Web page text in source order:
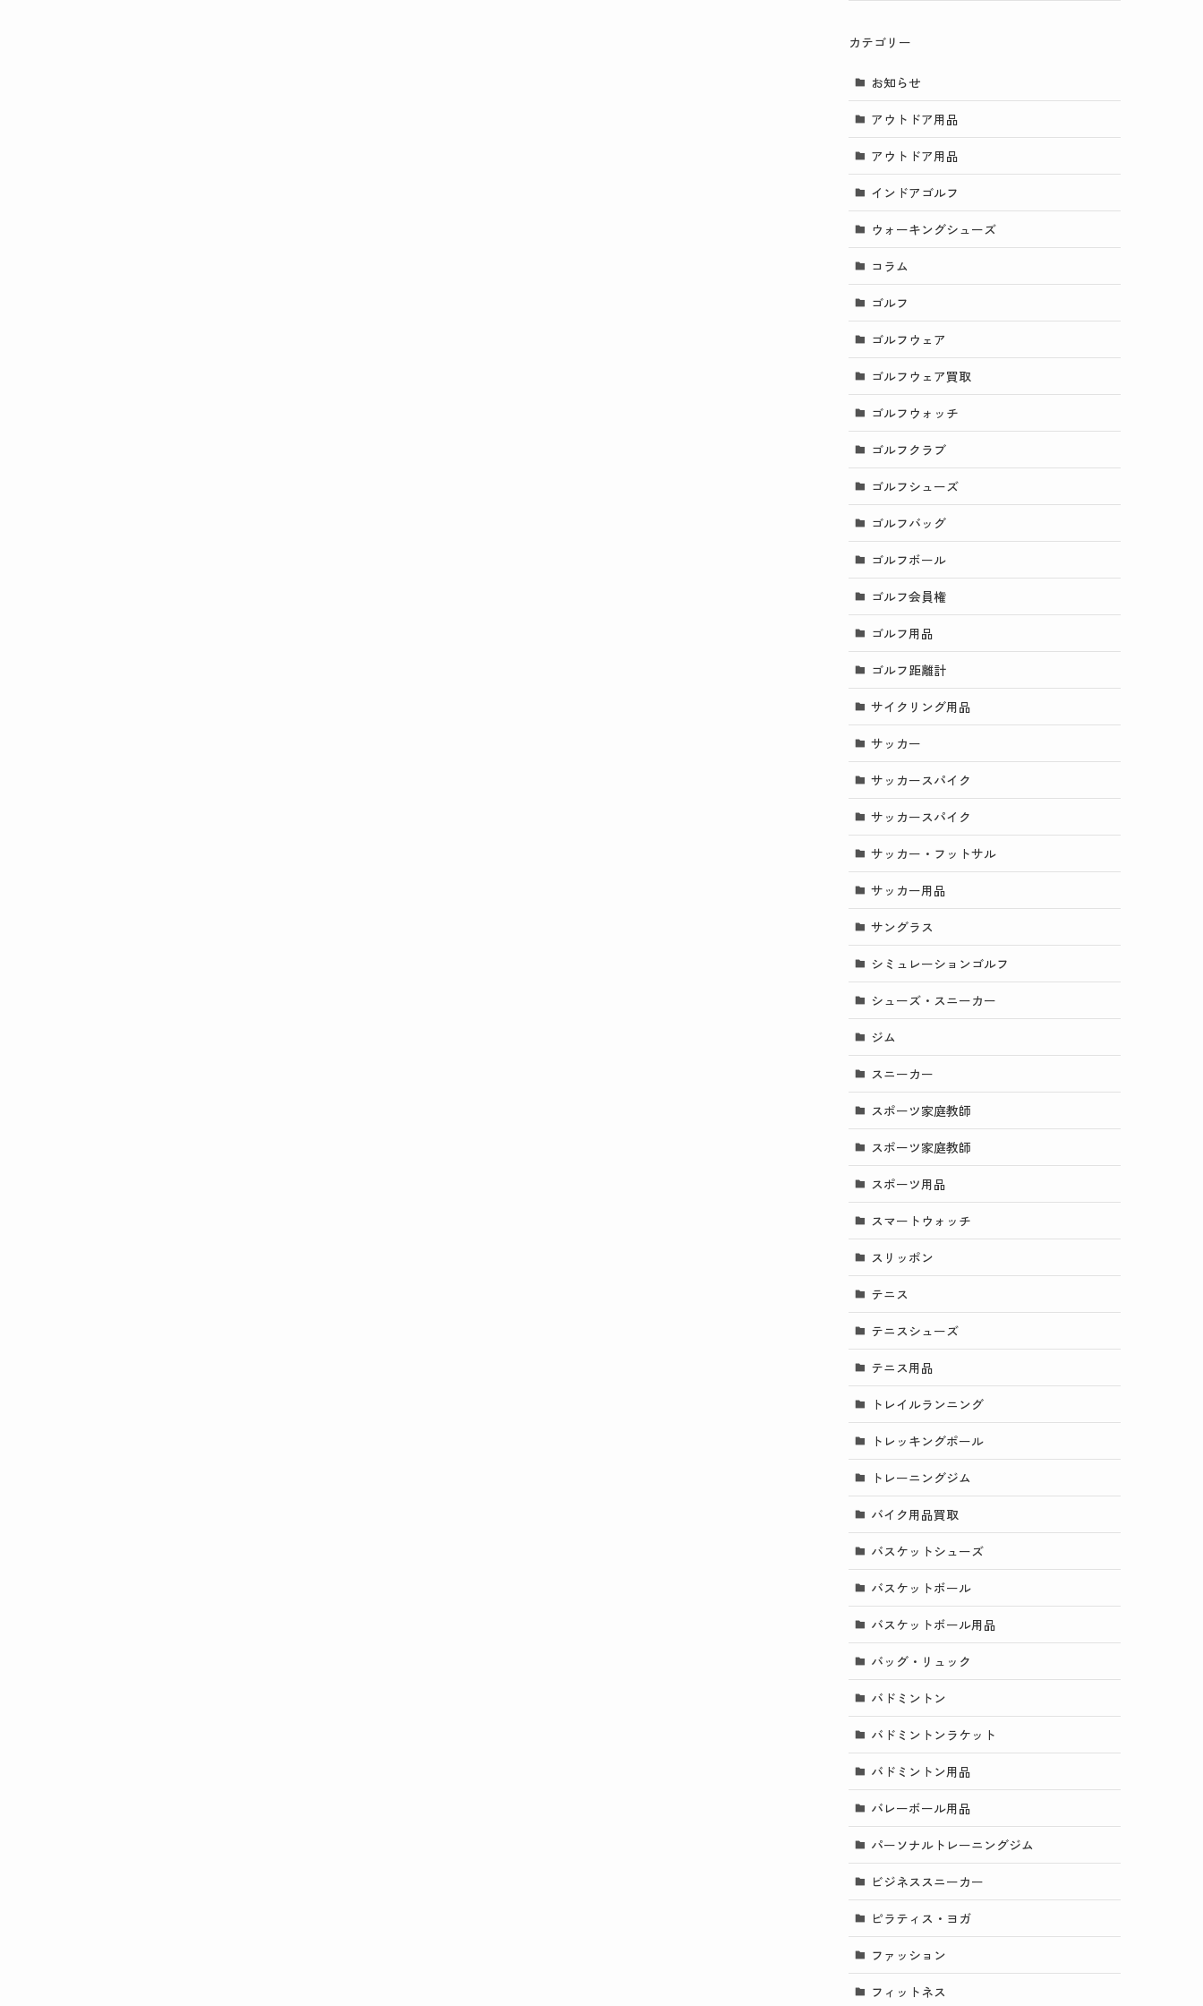
カテゴリー
お知らせ
アウトドア用品
アウトドア用品
インドアゴルフ
ウォーキングシューズ
コラム
ゴルフ
ゴルフウェア
ゴルフウェア買取
ゴルフウォッチ
ゴルフクラブ
ゴルフシューズ
ゴルフバッグ
ゴルフボール
ゴルフ会員権
ゴルフ用品
ゴルフ距離計
サイクリング用品
サッカー
サッカースパイク
サッカースパイク
サッカー・フットサル
サッカー用品
サングラス
シミュレーションゴルフ
シューズ・スニーカー
ジム
スニーカー
スポーツ家庭教師
スポーツ家庭教師
スポーツ用品
スマートウォッチ
スリッポン
テニス
テニスシューズ
テニス用品
トレイルランニング
トレッキングポール
トレーニングジム
バイク用品買取
バスケットシューズ
バスケットボール
バスケットボール用品
バッグ・リュック
バドミントン
バドミントンラケット
バドミントン用品
バレーボール用品
パーソナルトレーニングジム
ビジネススニーカー
ピラティス・ヨガ
ファッション
フィットネス